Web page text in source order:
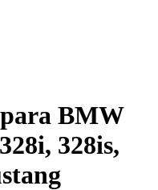
BMW
328is,